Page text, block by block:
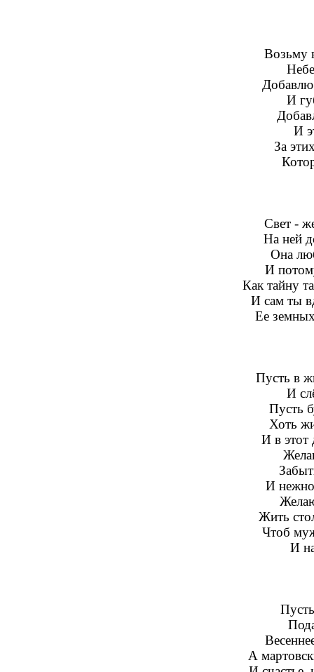
Возьму
И
И
За
Свет -
На ней
Она
И
Как тайну
И сам ты
Ее
Пусть в
И
Пусть
Хоть
И в этот
И
Жить
Чтоб
И
А